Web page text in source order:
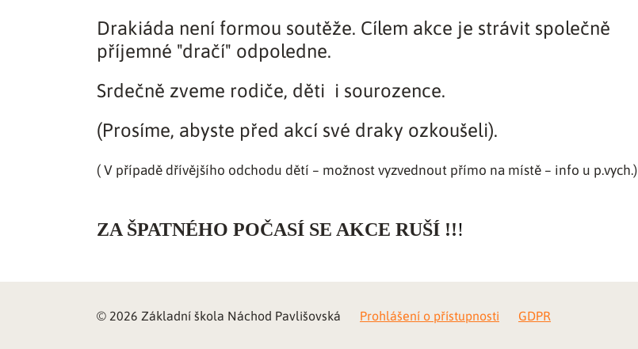
Drakiáda není formou soutěže. Cílem akce je strávit společně
příjemné "dračí" odpoledne.
Srdečně zveme rodiče, děti i sourozence.
(Prosíme, abyste před akcí své draky ozkoušeli).
( V případě dřívějšího odchodu dětí – možnost vyzvednout přímo na místě – info u p.vych.)
ZA ŠPATNÉHO POČASÍ SE AKCE RUŠÍ !!!
© 2026 Základní škola Náchod Pavlišovská Prohlášení o přístupnosti GDPR